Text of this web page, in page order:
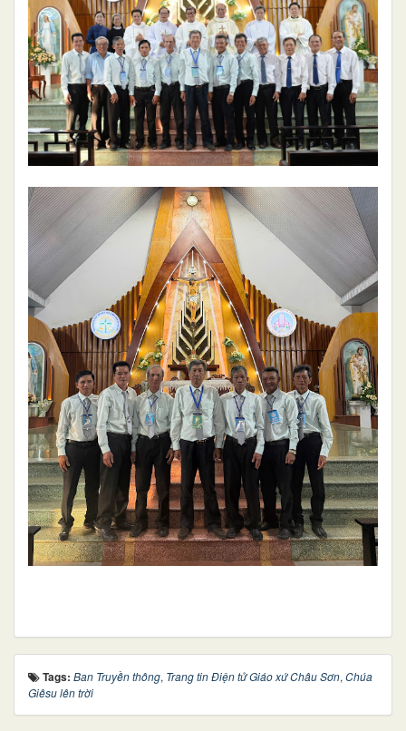
Tags: Ban Truyền thông, Trang tin Điện tử Giáo xứ Châu Sơn, Chúa
Giêsu lên trời